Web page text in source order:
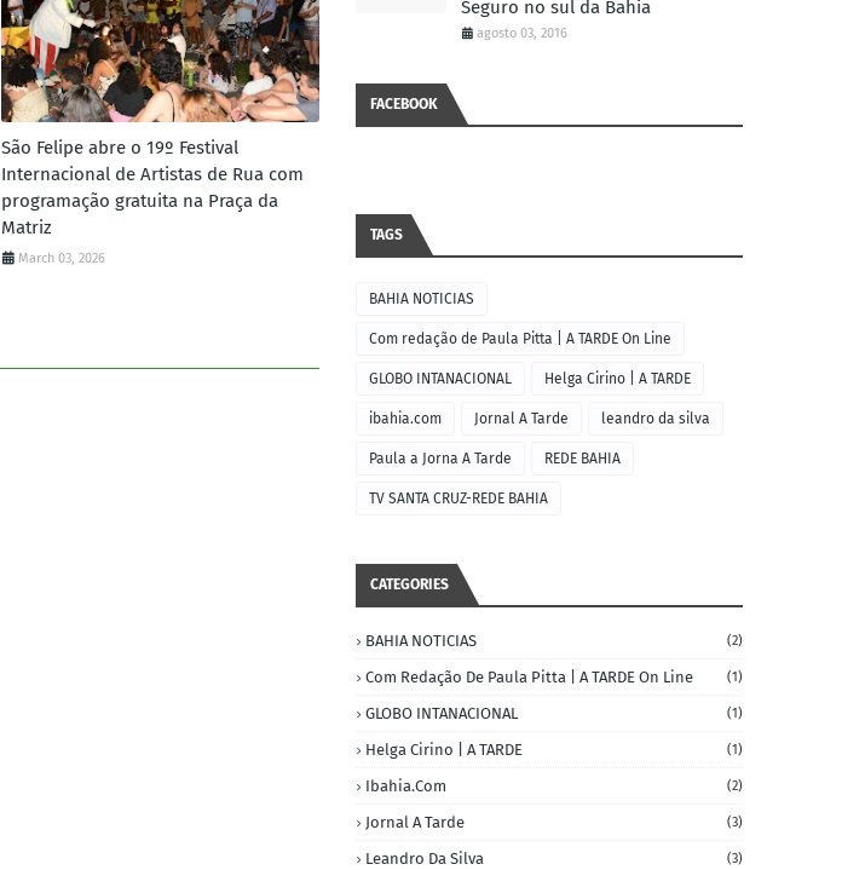
São Felipe abre o 19º Festival
Internacional de Artistas de Rua com
programação gratuita na Praça da
Matriz
March 03, 2026
Seguro no sul da Bahia
agosto 03, 2016
FACEBOOK
TAGS
BAHIA NOTICIAS
Com redação de Paula Pitta | A TARDE On Line
GLOBO INTANACIONAL Helga Cirino | A TARDE
ibahia.com Jornal A Tarde leandro da silva
Paula a Jorna A Tarde REDE BAHIA
TV SANTA CRUZ-REDE BAHIA
CATEGORIES
BAHIA NOTICIAS (2)
Com Redação De Paula Pitta | A TARDE On Line (1)
GLOBO INTANACIONAL (1)
Helga Cirino | A TARDE (1)
Ibahia.com (2)
Jornal A Tarde (3)
Leandro Da Silva (3)